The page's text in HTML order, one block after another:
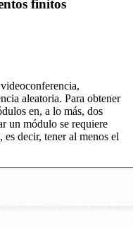
finitos
aleatoria. Para obtener
en, a lo más, dos
un módulo se requiere
es decir, tener al menos el